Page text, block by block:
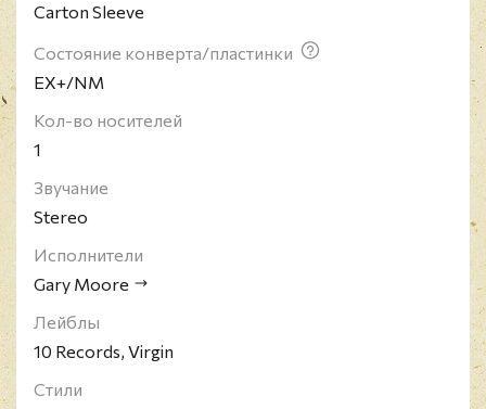
Carton Sleeve
Состояние конверта/пластинки
EX+/NM
Кол-во носителей
1
Звучание
Stereo
Исполнители
Gary Moore
Лейблы
10 Records, Virgin
Стили